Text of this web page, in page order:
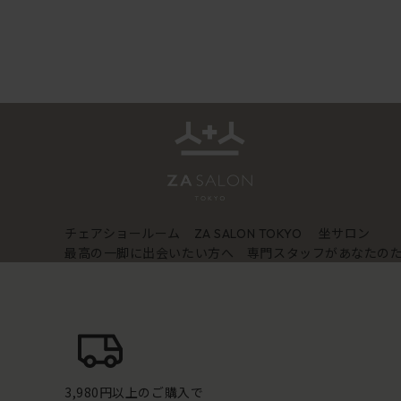
チェアショールーム ZA SALON TOKYO
坐サロン
最高の一脚に出会いたい方へ 専門スタッフがあなたの
3,980円以上のご購入で